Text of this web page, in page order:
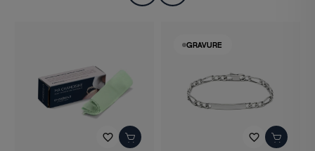
favorite_border
GRAVURE
favorite_border